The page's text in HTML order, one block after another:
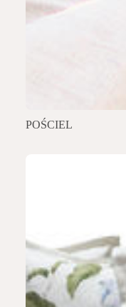
POŚCIEL